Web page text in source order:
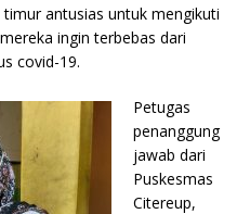
antusias untuk mengikuti
ingin terbebas dari
covid-19.
Petugas
penanggung
jawab dari
Puskesmas
Citereup,